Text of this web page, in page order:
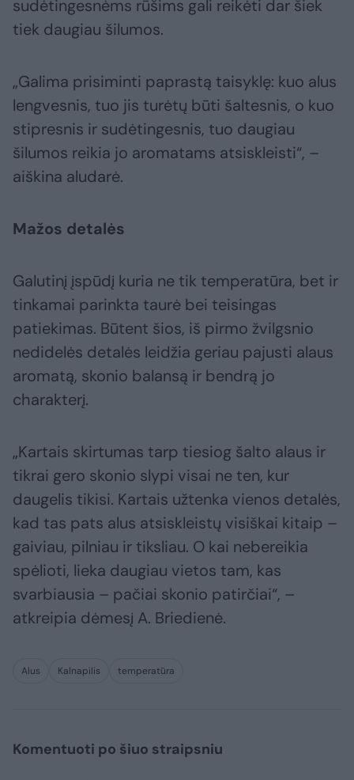
sudėtingesnėms rūšims gali reikėti dar šiek
tiek daugiau šilumos.
„Galima prisiminti paprastą taisyklę: kuo alus
lengvesnis, tuo jis turėtų būti šaltesnis, o kuo
stipresnis ir sudėtingesnis, tuo daugiau
šilumos reikia jo aromatams atsiskleisti“, –
aiškina aludarė.
Mažos detalės
Galutinį įspūdį kuria ne tik temperatūra, bet ir
tinkamai parinkta taurė bei teisingas
patiekimas. Būtent šios, iš pirmo žvilgsnio
nedidelės detalės leidžia geriau pajusti alaus
aromatą, skonio balansą ir bendrą jo
charakterį.
„Kartais skirtumas tarp tiesiog šalto alaus ir
tikrai gero skonio slypi visai ne ten, kur
daugelis tikisi. Kartais užtenka vienos detalės,
kad tas pats alus atsiskleistų visiškai kitaip –
gaiviau, pilniau ir tiksliau. O kai nebereikia
spėlioti, lieka daugiau vietos tam, kas
svarbiausia – pačiai skonio patirčiai“, –
atkreipia dėmesį A. Briedienė.
Alus Kalnapilis temperatūra
Komentuoti po šiuo straipsniu